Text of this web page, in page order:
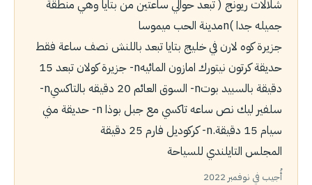
شلالات ريونج ( تبعد حوالي ساعتين من بتايا وهي منطقة
جميله جدا )nمدينة الحب ميموسا
جزيرة كوه لارن في خليج بتايا تبعد باللنش نصف ساعة فقط
حديقة كرتون نيتورك امازون المائيهn- جزيرة كوﻻن تبعد 15
دقيقة بالسبيد بوتn- السوق العائم 20 دقيقه بالتاكسيn-
سلفير ليك نص ساعه تاكسي مع جبل بوذا n- حديقة مني
سيام 15 دقيقة.n- كركوديل فارم 25 دقيقة
المجلس التايلندي للسياحة
أُجيب في نوفمبر 2022